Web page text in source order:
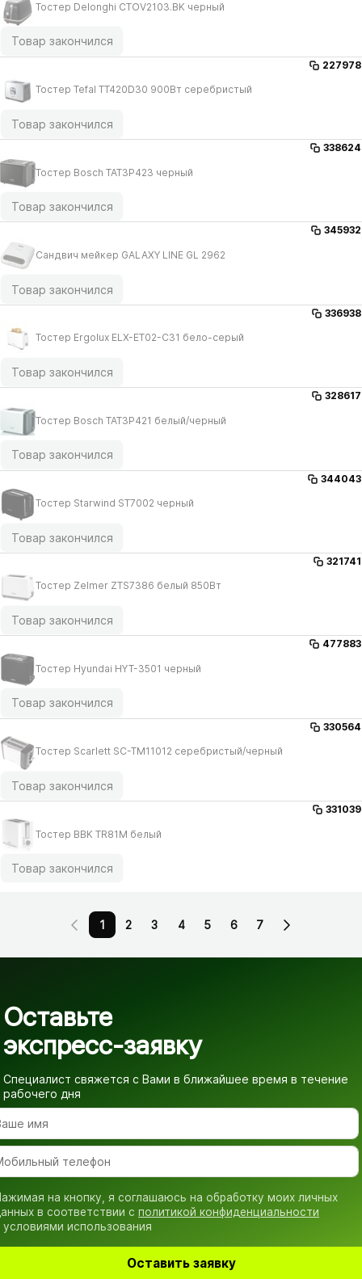
Тостер Delonghi CTOV2103.BK черный
Товар закончился
227978
Тостер Tefal TT420D30 900Вт серебристый
Товар закончился
338624
Тостер Bosch TAT3P423 черный
Товар закончился
345932
Сандвич мейкер GALAXY LINE GL 2962
Товар закончился
336938
Тостер Ergolux ELX-ET02-C31 бело-серый
Товар закончился
328617
Тостер Bosch TAT3P421 белый/​черный
Товар закончился
344043
Тостер Starwind ST7002 черный
Товар закончился
321741
Тостер Zelmer ZTS7386 белый 850Вт
Товар закончился
477883
Тостер Hyundai HYT-3501 черный
Товар закончился
330564
Тостер Scarlett SC-TM11012 серебристый/​черный
Товар закончился
331039
Тостер BBK TR81M белый
Товар закончился
1 2 3 4 5 6 7
Оставьте
экспресс-заявку
Специалист свяжется с Вами в ближайшее время в течение
рабочего дня
на кнопку, я соглашаюсь на обработку моих личных
в соответствии с политикой конфиденциальности
условиями использования
Оставить заявку